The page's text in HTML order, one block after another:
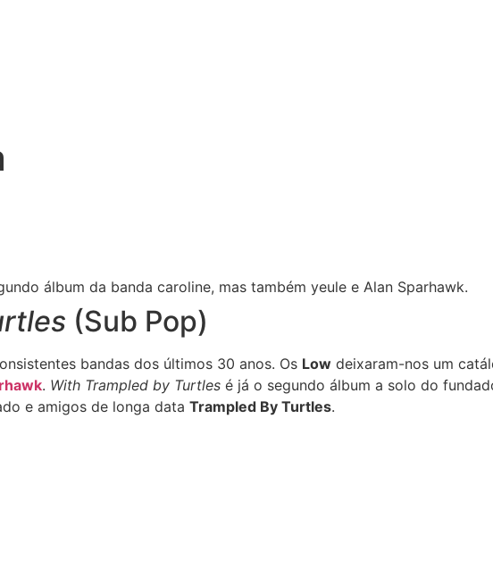
álbum da banda caroline, mas também yeule e Alan Sparhawk.
(Sub Pop)
bandas dos últimos 30 anos. Os Low deixaram-nos um
. With Trampled by Turtles é já o segundo álbum a solo do
e amigos de longa data Trampled By Turtles.